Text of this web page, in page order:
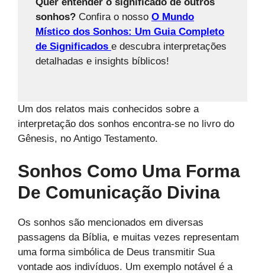
sonhos? Confira o nosso O Mundo
Místico dos Sonhos: Um Guia Completo
de Significados e descubra interpretações
detalhadas e insights bíblicos!
Um dos relatos mais conhecidos sobre a
interpretação dos sonhos encontra-se no livro do
Gênesis, no Antigo Testamento.
Sonhos Como Uma Forma
De Comunicação Divina
Os sonhos são mencionados em diversas
passagens da Bíblia, e muitas vezes representam
uma forma simbólica de Deus transmitir Sua
vontade aos indivíduos. Um exemplo notável é a